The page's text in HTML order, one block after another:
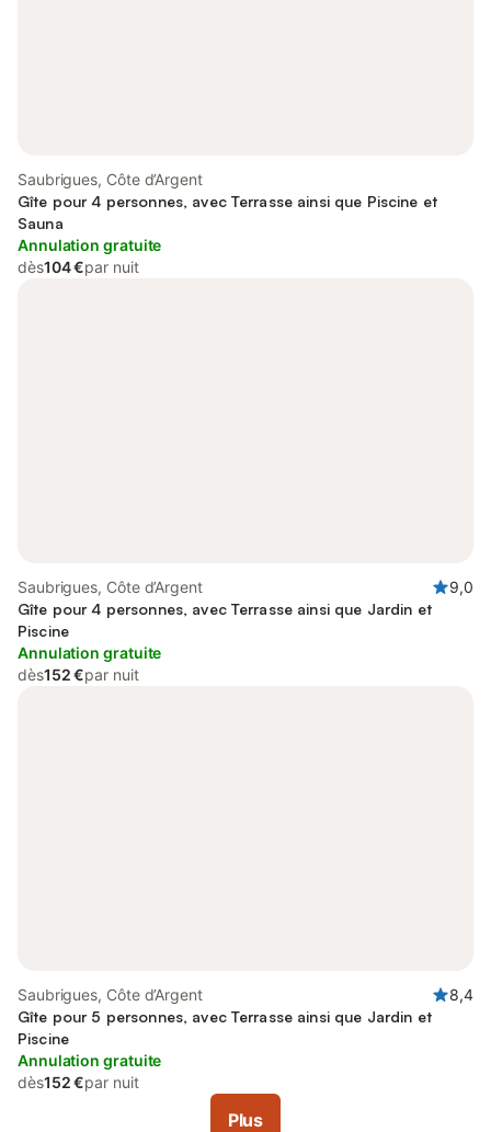
Saubrigues, Côte d’Argent
Gîte pour 4 personnes, avec Terrasse ainsi que Piscine et
Sauna
Annulation gratuite
dès104 €par nuit
Saubrigues, Côte d’Argent
9,0
Gîte pour 4 personnes, avec Terrasse ainsi que Jardin et
Piscine
Annulation gratuite
dès152 €par nuit
Saubrigues, Côte d’Argent
8,4
Gîte pour 5 personnes, avec Terrasse ainsi que Jardin et
Piscine
Annulation gratuite
dès152 €par nuit
Plus